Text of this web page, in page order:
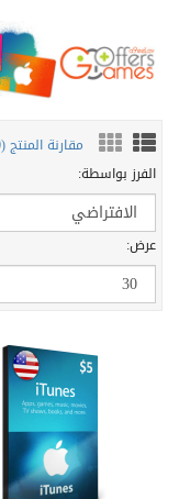
مقارنة المنتج (0)
الفرز بواسطة:
عرض: